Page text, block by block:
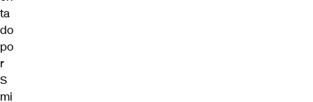
ta
do
po
r
S
mi